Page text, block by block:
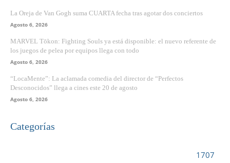
La Oreja de Van Gogh suma CUARTA fecha tras agotar dos conciertos
Agosto 6, 2026
MARVEL Tōkon: Fighting Souls ya está disponible: el nuevo referente de
los juegos de pelea por equipos llega con todo
Agosto 6, 2026
“LocaMente”: La aclamada comedia del director de “Perfectos
Desconocidos” llega a cines este 20 de agosto
Agosto 6, 2026
Categorías
1707